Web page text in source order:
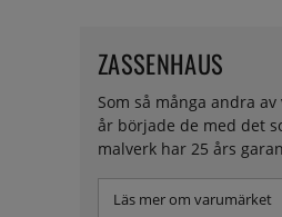
Som så många andra
år började de med det
malverk har 25 års
ZASSENHAUS
Läs mer om varumärket